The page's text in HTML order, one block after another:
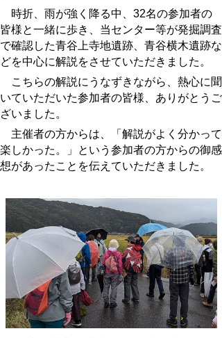
時折、雨が強く降る中、32名の参加者の
皆様と一緒に歩き、当センター等が発掘調査
で確認した青谷上寺地遺跡、青谷横木遺跡な
どを中心に解説をさせていただきました。
こちらの解説にうなずきながら、熱心に聞
いていただいた参加者の皆様、ありがとうご
ざいました。
主催者の方からは、「解説がよく分かって
楽しかった。」という参加者の方からの御感
想があったことを伝えていただきました。